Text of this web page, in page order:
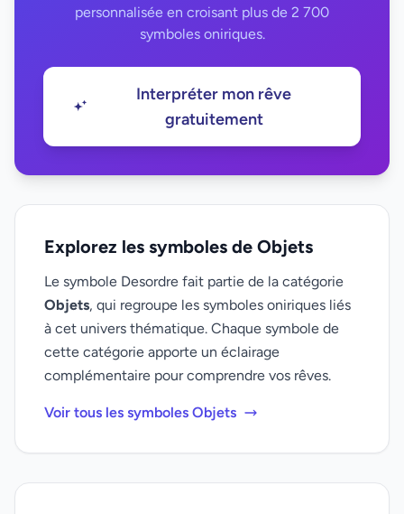
personnalisée en croisant plus de 2 700
symboles oniriques.
Interpréter mon rêve
gratuitement
Explorez les symboles de Objets
Le symbole Desordre fait partie de la catégorie
Objets, qui regroupe les symboles oniriques liés
à cet univers thématique. Chaque symbole de
cette catégorie apporte un éclairage
complémentaire pour comprendre vos rêves.
Voir tous les symboles Objets